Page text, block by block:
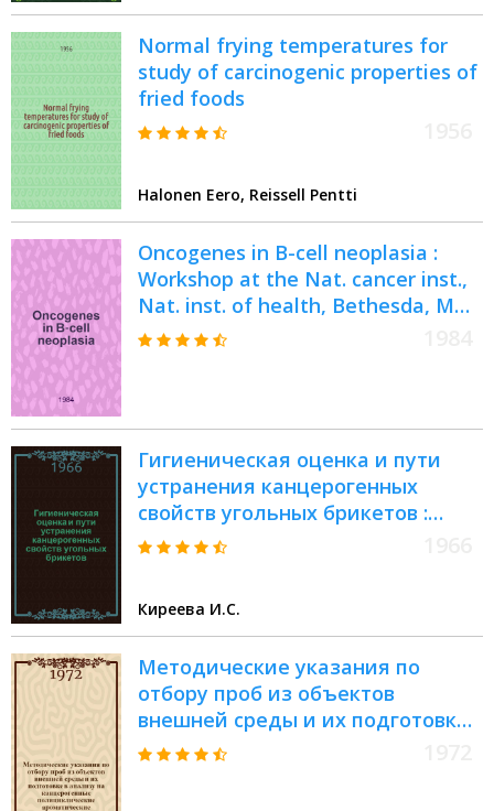
Normal frying temperatures for
study of carcinogenic properties of
fried foods
Halonen Eero, Reissell Pentti
Oncogenes in B-cell neoplasia :
Workshop at the Nat. cancer inst.,
Nat. inst. of health, Bethesda, MD,
USA, Mar. 5-7, 1984
Гигиеническая оценка и пути
устранения канцерогенных
свойств угольных брикетов :
Автореферат дис. на соискание
Киреева И.С.
Методические указания по
отбору проб из объектов
внешней среды и их подготовке
в анализу на канцерогенные